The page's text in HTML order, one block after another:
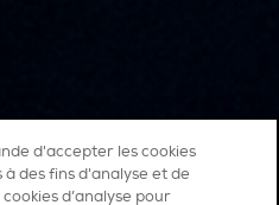
d'accepter les cookies
des fins d'analyse et de
d’analyse pour